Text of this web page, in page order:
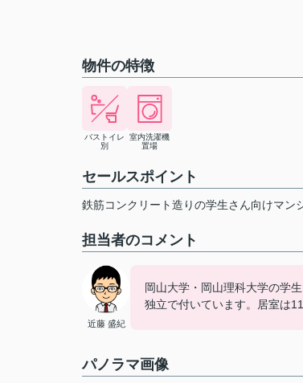
物件の特徴
バストイレ
別
室内洗濯機
置場
セールスポイント
鉄筋コンクリート造りの学生さん向けマ
担当者のコメント
近藤 盛紀
岡山大学・岡山理科大学の学
独立で付いています。居室は
パノラマ画像